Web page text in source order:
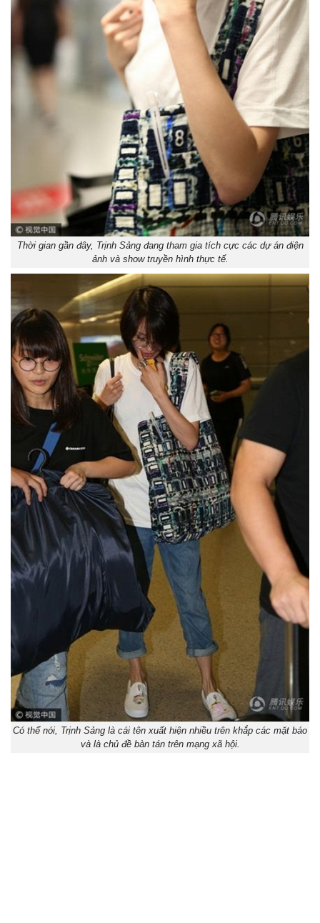
Thời gian gần đây, Trịnh Sảng đang tham gia tích cực các dự án điện
ảnh và show truyền hình thực tế.
Có thể nói, Trịnh Sảng là cái tên xuất hiện nhiều trên khắp các mặt báo
và là chủ đề bàn tán trên mạng xã hội.